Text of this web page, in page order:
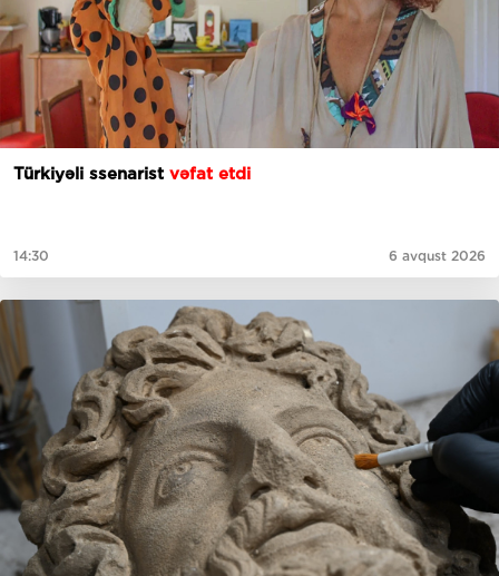
Türkiyəli ssenarist vəfat etdi
14:30 6 avqust 2026